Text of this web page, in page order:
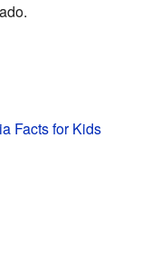
Facts for Kids